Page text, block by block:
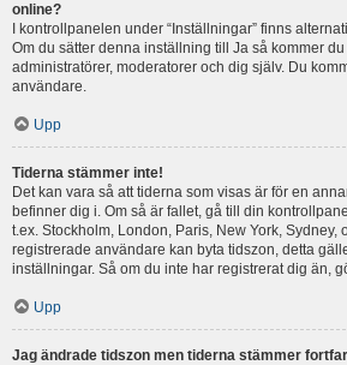
online?
I kontrollpanelen under “Inställningar” finns
Om du sätter denna inställning till Ja så kommer
administratörer, moderatorer och dig själv. Du
användare.
Upp
Tiderna stämmer inte!
Det kan vara så att tiderna som visas är för en
befinner dig i. Om så är fallet, gå till din
t.ex. Stockholm, London, Paris, New York, Sydney,
registrerade användare kan byta tidszon, detta
inställningar. Så om du inte har registrerat dig än,
Upp
Jag ändrade tidszon men tiderna stämmer